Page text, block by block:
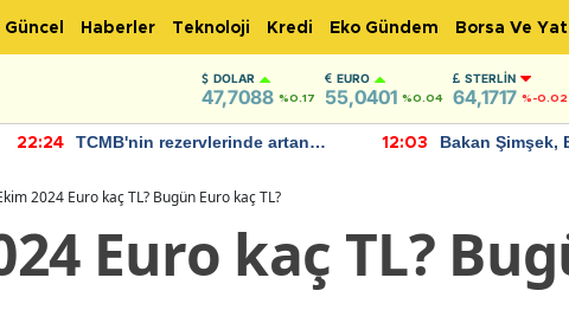
Güncel Haberler Teknoloji Kredi Eko Gündem Borsa Ve
DOLAR
47,7088 %0.17
EURO
55,0401 %0.04
STERLIN
64,1717 %-0.02
22:24
TCMB'nin rezervlerinde artan
12:03
Bakan Şimşek,
2024 Euro kaç TL? Bugün Euro kaç TL?
Euro kaç TL?